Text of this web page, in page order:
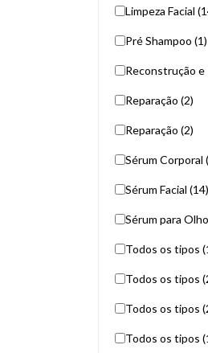
Limpeza Facial
Pré Shampoo (1)
Reconstrução e
Reparação (2)
Reparação (2)
Sérum Corporal
Sérum Facial (14)
Sérum para
Todos os tipos
Todos os tipos
Todos os tipos
Todos os tipos